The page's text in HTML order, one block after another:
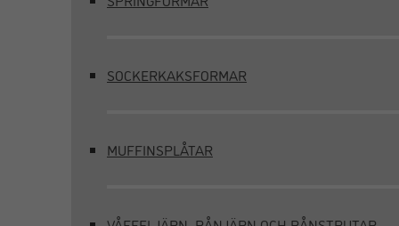
SOCKERKAKSFORMAR
MUFFINSPLÅTAR